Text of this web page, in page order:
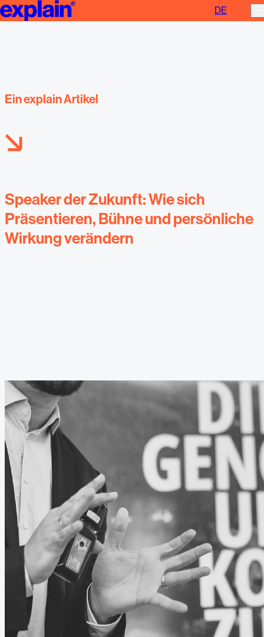
Speaker der Zukunft DE
Ein explain Artikel
Speaker der Zukunft: Wie sich
Präsentieren, Bühne und persönliche
Wirkung verändern